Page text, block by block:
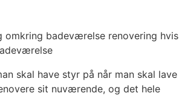
omkring badeværelse renovering hvis
skal have styr på når man skal lave
sit nuværende, og det hele